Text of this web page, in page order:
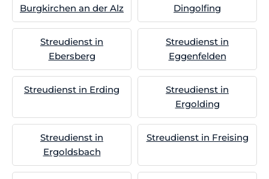
Burgkirchen an der Alz
Dingolfing
Streudienst in
Ebersberg
Streudienst in
Eggenfelden
Streudienst in Erding
Streudienst in
Ergolding
Streudienst in
Ergoldsbach
Streudienst in Freising